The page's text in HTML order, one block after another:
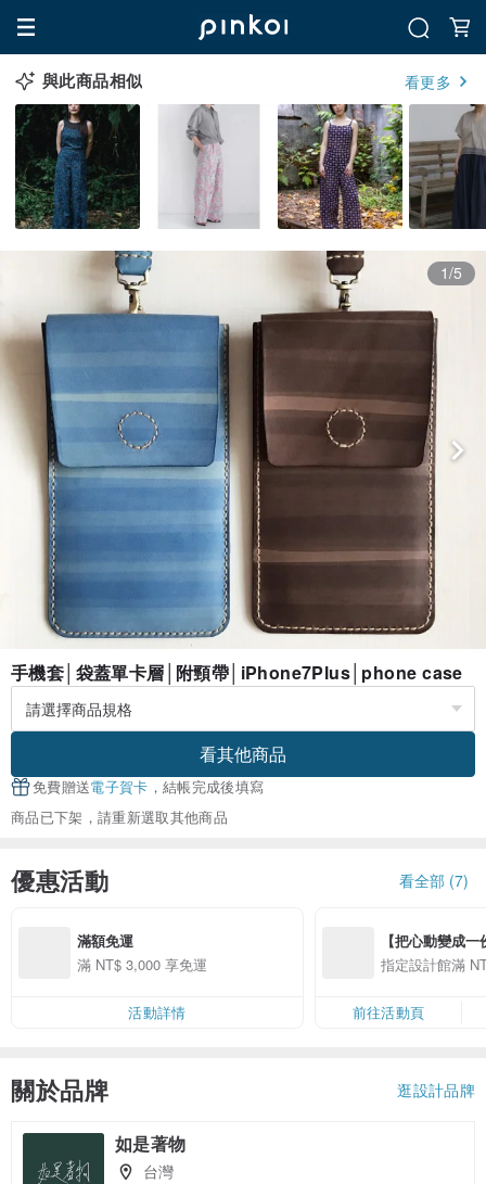
與此商品相似 看更多
1/5
手機套│袋蓋單卡層│附頸帶│iPhone7Plus│phone case
看其他商品
免費贈送電子賀卡 ，結帳完成後填寫
商品已下架，請重新選取其他商品
優惠活動 看全部 (7)
滿額免運
滿 NT$ 3,000 享免運
活動詳情
【把心動變成
精選品牌全館滿
指定設計館滿
前往活動頁
關於品牌 逛設計品牌
如是著物
台灣